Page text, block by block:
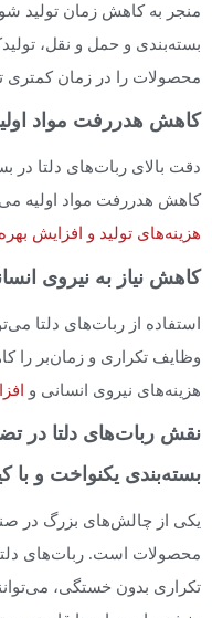
منجر به کاهش زمان تولید
بسته‌بندی و حمل و نقل،
محصولات را در زمان کمتری
کاهش هدررفت مواد
دقت بالای ربات‌های دلتا در
کاهش هدررفت مواد اولیه
هزینه‌های تولید و افزایش
کاهش نیاز به نیروی
استفاده از ربات‌های دلتا
وظایف تکراری و زمان‌بر را
هزینه‌های نیروی انسانی و
نقش ربات‌های دلتا در
بسته‌بندی یکنواخت و با
یکی از چالش‌های بزرگ در
محصولات است. ربات‌های دلتا
تکراری بدون خستگی،